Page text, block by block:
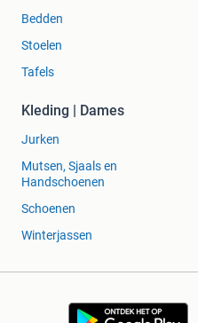
Bedden
Stoelen
Tafels
Kleding | Dames
Jurken
Mutsen, Sjaals en
Handschoenen
Schoenen
Winterjassen